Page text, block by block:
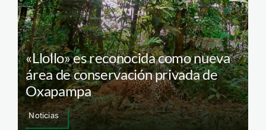
«Llollo» es reconocida como nueva
área de conservación privada de
Oxapampa
Noticias